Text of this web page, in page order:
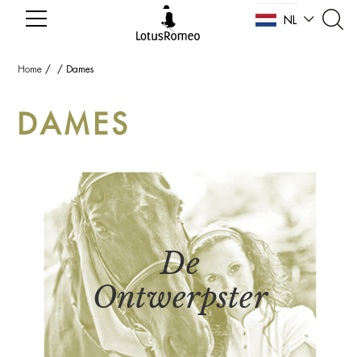
NL
Home / / Dames
DAMES
De
Ontwerpster